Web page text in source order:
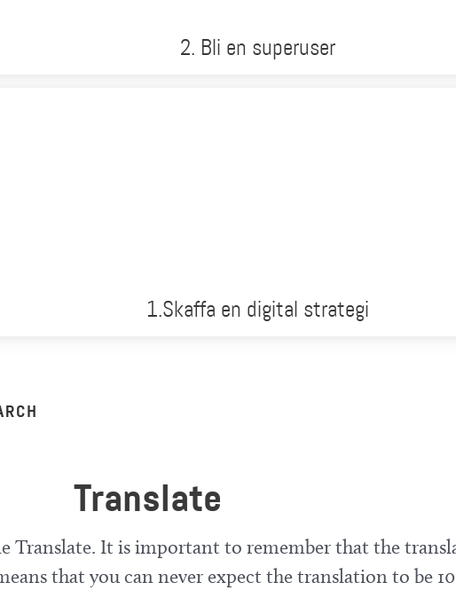
2. Bli en superuser
1.Skaffa en digital strategi
Translate
Translate. It is important to remember that the
that you can never expect the translation to be